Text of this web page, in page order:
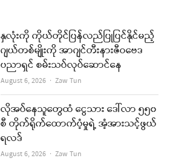
t
u
b
e
i
l
နှလုံးကို ကိုယ်တိုင်ပြန်လည်ပြုပြင်နိုင်မည့်
ဂျယ်တစ်မျိုးကို အာဂျင်တီးနားဇီဝဗေဒ
ပညာရှင် စမ်းသပ်လုပ်ဆောင်နေ
August 6, 2026 Author
Zaw Tun
လိုအပ်နေသူတွေထံ ငွေသား ဒေါ်လာ ၅၅၀
စီ တိုက်ရိုက်ထောက်ပံ့မှုရဲ့ အံ့အားသင့်ဖွယ်
ရလဒ်
August 6, 2026 Author
Zaw Tun